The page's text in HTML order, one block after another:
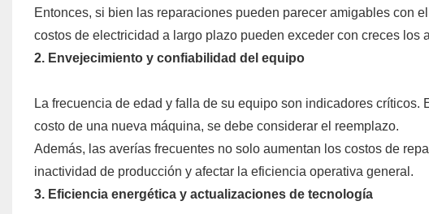
Entonces, si bien las reparaciones pueden parecer amigables con
costos de electricidad a largo plazo pueden exceder con creces los
2. Envejecimiento y confiabilidad del equipo
La frecuencia de edad y falla de su equipo son indicadores
costo de una nueva máquina, se debe considerar el reemplazo.
Además, las averías frecuentes no solo aumentan los costos de
inactividad de producción y afectar la eficiencia operativa general.
3. Eficiencia energética y actualizaciones de tecnología